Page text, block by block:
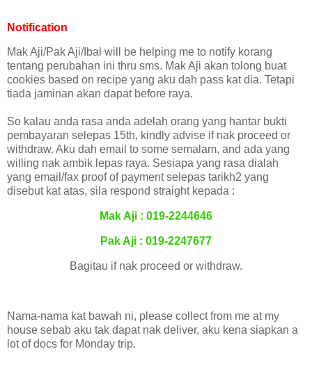
Notification
Mak Aji/Pak Aji/Ibal will be helping me to notify korang
tentang perubahan ini thru sms. Mak Aji akan tolong buat
cookies based on recipe yang aku dah pass kat dia. Tetapi
tiada jaminan akan dapat before raya.
So kalau anda rasa anda adelah orang yang hantar bukti
pembayaran selepas 15th, kindly advise if nak proceed or
withdraw. Aku dah email to some semalam, and ada yang
willing nak ambik lepas raya. Sesiapa yang rasa dialah
yang email/fax proof of payment selepas tarikh2 yang
disebut kat atas, sila respond straight kepada :
Mak Aji : 019-2244646
Pak Aji : 019-2247677
Bagitau if nak proceed or withdraw.
Nama-nama kat bawah ni, please collect from me at my
house sebab aku tak dapat nak deliver, aku kena siapkan a
lot of docs for Monday trip.